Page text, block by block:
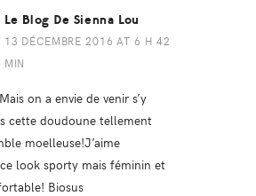
Le Blog De Sienna Lou
13 DÉCEMBRE 2016 AT 6 H 42
MIN
on a envie de venir s’y
cette doudoune tellement
moelleuse!J’aime
look sporty mais féminin et
Biosus